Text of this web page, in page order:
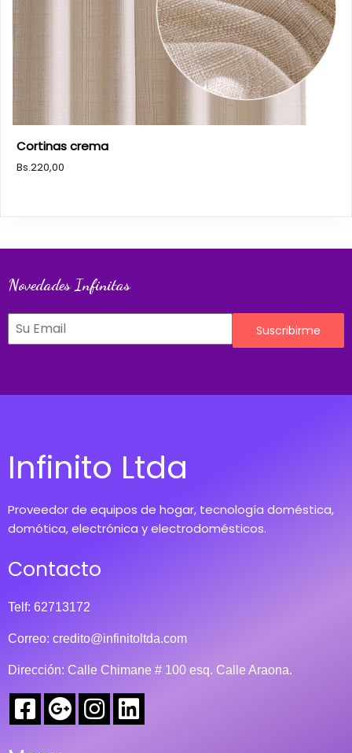
Cortinas crema
Bs.220,00
Novedades Infinitas
Suscribirme
Infinito Ltda
Proveedor de equipos de hogar, tecnología doméstica,
domótica, electrónica y electrodomésticos.
Contacto
Telf: 62713172
Correo: credito@infinitoltda.com
Dirección: Calle Chimane # 100 esq. Calle Araona.